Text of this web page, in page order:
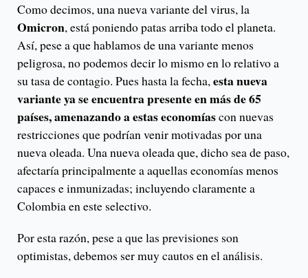
Como decimos, una nueva variante del virus, la
Omicron, está poniendo patas arriba todo el planeta.
Así, pese a que hablamos de una variante menos
peligrosa, no podemos decir lo mismo en lo relativo a
su tasa de contagio. Pues hasta la fecha,esta nueva
variante ya se encuentra presente en más de 65
países, amenazando a estas economíascon nuevas
restricciones que podrían venir motivadas por una
nueva oleada. Una nueva oleada que, dicho sea de paso,
afectaría principalmente a aquellas economías menos
capaces e inmunizadas; incluyendo claramente a
Colombia en este selectivo.
Por esta razón, pese a que las previsiones son
optimistas, debemos ser muy cautos en el análisis.